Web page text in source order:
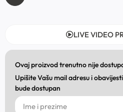
LIVE VIDEO
Ovaj proizvod trenutno nije
Upišite Vašu mail adresu i
bude dostupan